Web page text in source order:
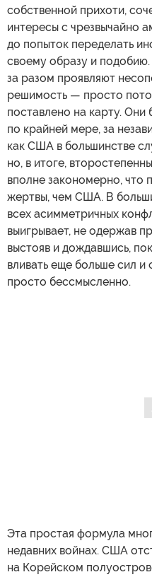
собственной прихоти,
интересы с чрезвычайно
до попыток переделать
своему образу и подобию.
за разом проявляют
решимость — просто
поставлено на карту. Они
по крайней мере, за
как США в большинстве
но, в итоге,
вполне закономерно, что
жертвы, чем США. В
всех асимметричных
выигрывает, не одержав
выстояв и дождавшись,
вливать еще больше сил и
просто бессмысленно.
Эта простая формула
недавних войнах. США
на Корейском